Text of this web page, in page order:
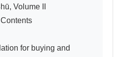
for buying and